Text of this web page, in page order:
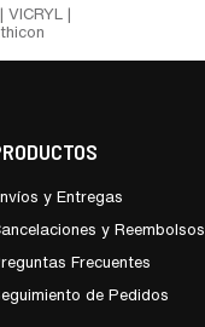
|
y Entregas
y Reembolsos
Frecuentes
de Pedidos